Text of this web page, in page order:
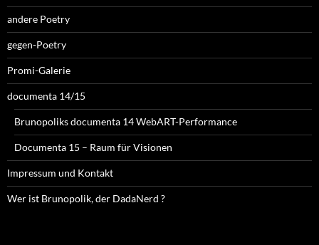
andere Poetry
gegen-Poetry
Promi-Galerie
documenta 14/15
Brunopoliks documenta 14 WebART-Performance
Documenta 15 – Raum für Visionen
Impressum und Kontakt
Wer ist Brunopolik, der DadaNerd ?